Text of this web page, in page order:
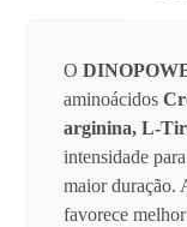
O
aminoácidos
arginina, L-
intensidade
maior duração.
favorece